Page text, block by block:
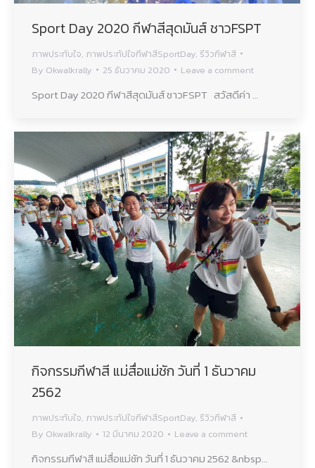
Sport Day 2020 กีฬาสีสุดมันส์ ชาวFSPT
ภาพประทับใจ, ภาพประทัปใจกีฬาสีSportDay, รีวิวกีฬาสี
By Okwalkrally 25 ธันวาคม 2020 Leave a comment
Sport Day 2020 กีฬาสีสุดมันส์ ชาวFSPT สวัสดีค่า …
กิจกรรมกีฬาสี แม่สื่อแม่ชัก วันที่ 1 ธันวาคม
2562
ภาพประทับใจ, ภาพประทัปใจกีฬาสีSportDay, รีวิวกีฬาสี
By Okwalkrally 12 มีนาคม 2020 Leave a comment
กิจกรรมกีฬาสี แม่สื่อแม่ชัก วันที่ 1 ธันวาคม 2562 &nbsp…